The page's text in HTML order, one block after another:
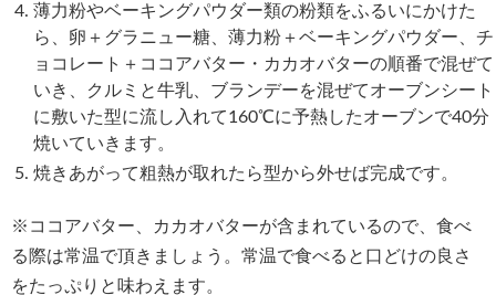
薄力粉やベーキングパウダー類の粉類をふるいにかけた
ら、卵＋グラニュー糖、薄力粉＋ベーキングパウダー、チ
ョコレート＋ココアバター・カカオバターの順番で混ぜて
いき、クルミと牛乳、ブランデーを混ぜてオーブンシート
に敷いた型に流し入れて160℃に予熱したオーブンで40分
焼いていきます。
焼きあがって粗熱が取れたら型から外せば完成です。
※ココアバター、カカオバターが含まれているので、食べ
る際は常温で頂きましょう。常温で食べると口どけの良さ
をたっぷりと味わえます。